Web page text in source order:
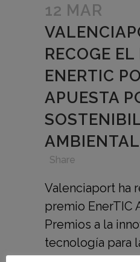
12 MAR
RECOGE EL
ENERTIC
APUESTA
AMBIENTAL
Share
Valenciaport ha
premio EnerTIC
Premios a la
tecnología para